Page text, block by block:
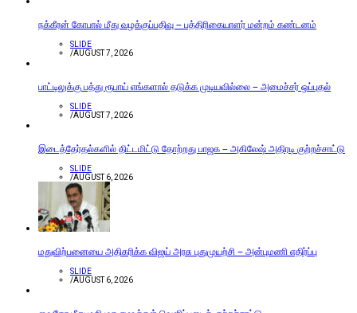
நக்கீரன் கோபால் மீது வழக்குப்பதிவு – பத்திரிகையாளர் மன்றம் கண்டனம்
SLIDE
/AUGUST 7, 2026
பாட்டிலுக்கு பத்து ரூபாய் எங்களால் தடுக்க முடியவில்லை – அமைச்சர் ஒப்புதல்
SLIDE
/AUGUST 7, 2026
இடைத்தேர்தல்களில் திட்டமிட்டு தோற்றது பாஜக – அகிலேஷ் அதிரடி குற்றச்சாட்டு
SLIDE
/AUGUST 6, 2026
மதுவிற்பனையை அதிகரிக்க விஜய் அரசு புதுமுயற்சி – அன்புமணி எதிர்ப்பு
SLIDE
/AUGUST 6, 2026